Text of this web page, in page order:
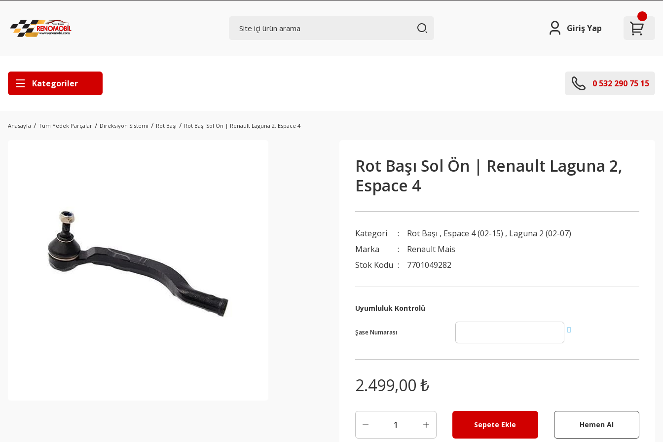
Giriş Yap
Kategoriler 0 532 290 75 15
Anasayfa Tüm Yedek Parçalar Direksiyon Sistemi Rot Başı Rot Başı Sol Ön | Renault Laguna 2, Espace 4
Rot Başı Sol Ön | Renault Laguna 2,
Espace 4
Kategori Rot Başı , Espace 4 (02-15) , Laguna 2 (02-07)
Marka
Renault Mais
Stok Kodu
7701049282
Uyumluluk Kontrolü
Şase Numarası
2.499,00 ₺
Sepete Ekle Hemen Al